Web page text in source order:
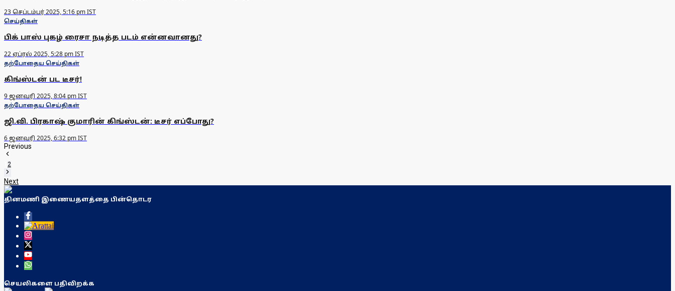
23 செப்டம்பர் 2025, 5:16 pm IST
செய்திகள்
பிக் பாஸ் புகழ் ரைசா நடித்த படம் என்னவானது?
22 ஏப்ரல் 2025, 5:28 pm IST
தற்போதைய செய்திகள்
கிங்ஸ்டன் பட டீசர்!
9 ஜனவரி 2025, 8:04 pm IST
தற்போதைய செய்திகள்
ஜி.வி. பிரகாஷ் குமாரின் கிங்ஸ்டன்: டீசர் எப்போது?
6 ஜனவரி 2025, 6:32 pm IST
Previous
2
Next
தினமணி இணையதளத்தை பின்தொடர
செயலிகளை பதிவிறக்க